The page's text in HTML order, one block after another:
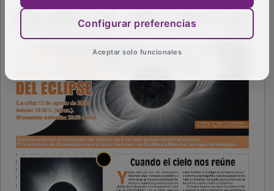
Configurar preferencias
Aceptar solo funcionales